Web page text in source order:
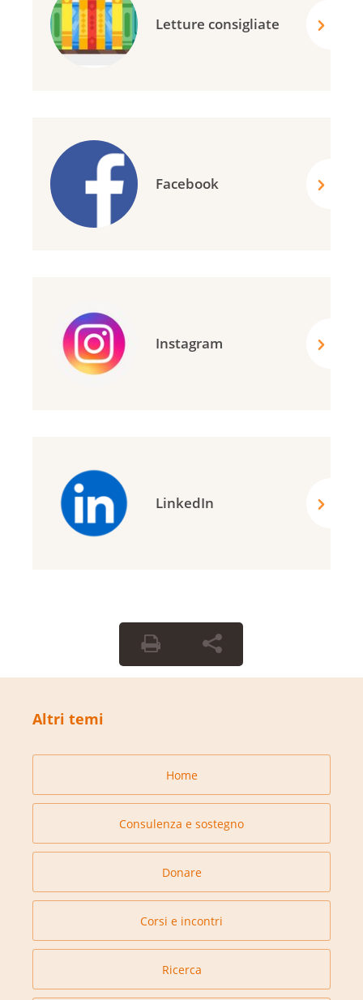
Letture consigliate
Facebook
Instagram
LinkedIn
Altri temi
Home
Consulenza e sostegno
Donare
Corsi e incontri
Ricerca